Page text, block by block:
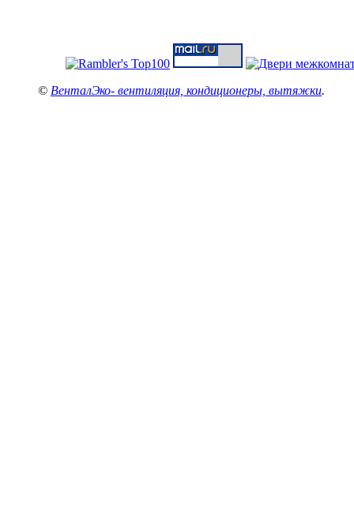
© ВенталЭко- вентиляция, кондиционеры, вытяжки.